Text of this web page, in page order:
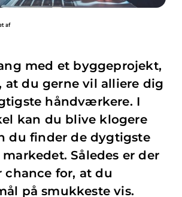
med et byggeprojekt,
at du gerne vil alliere dig
håndværkere. I
kan du blive klogere
du finder de dygtigste
Således er der
chance for, at du
på smukkeste vis.